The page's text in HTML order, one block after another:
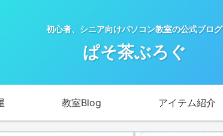
初心者、シニア向けパソコン教室の公式ブログ
ぱそ茶ぶろぐ
教室Blog アイテム紹介